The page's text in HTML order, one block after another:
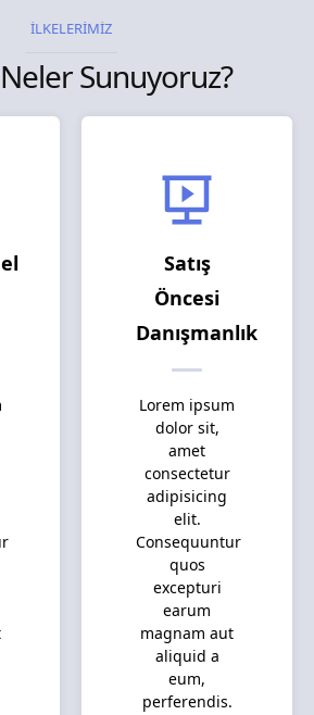
İLKELERİMİZ
Sunuyoruz?
Satış
Öncesi
Danışmanlık
Lorem ipsum
dolor sit,
amet
consectetur
adipisicing
elit.
Consequuntur
quos
excepturi
earum
magnam aut
aliquid a
eum,
perferendis.